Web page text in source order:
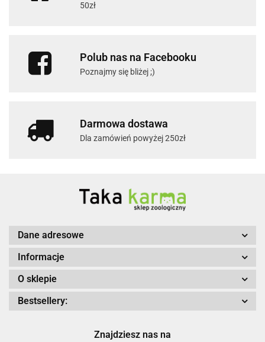
50zł
Polub nas na Facebooku
Poznajmy się bliżej ;)
Darmowa dostawa
Dla zamówień powyżej 250zł
Dane adresowe
Informacje
O sklepie
Bestsellery:
Znajdziesz nas na